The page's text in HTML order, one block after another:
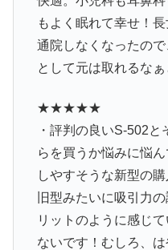
もよく眠れて幸せ！
通院しなくなったの
として元は取れるなぁ
★★★★★
・評判の良いS-502
らを買うか悩みに悩
しやすそうな新型の購
旧型みたいに吸引力
リットのように感じ
ないです！むしろ、